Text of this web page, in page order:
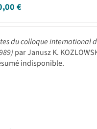
€
du colloque international
par Janusz K.
indisponible.